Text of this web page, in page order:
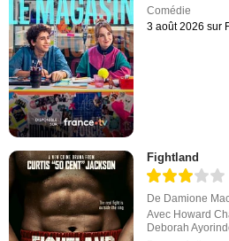
Comédie
3 août 2026 sur
Fightland
De Damione
Avec Howard
Deborah